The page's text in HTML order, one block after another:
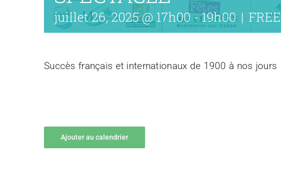
juillet 26, 2025 @ 17h00-19h00 | FREE
Succès français et internationaux de 1900 à nos jours
Ajouter au calendrier